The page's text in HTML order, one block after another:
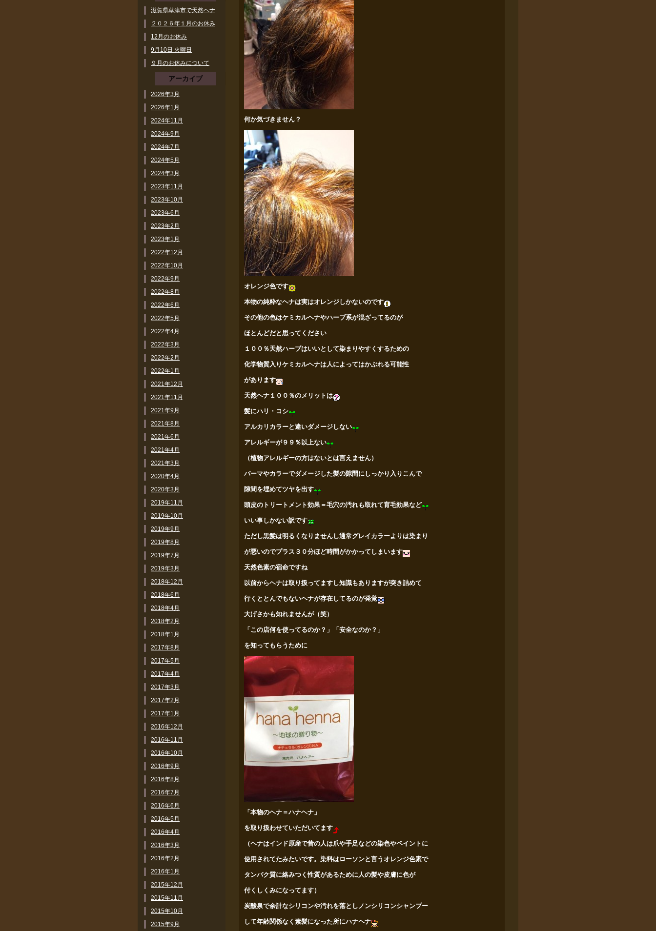
何か気づきません？
オレンジ色です
本物の純粋なヘナは実はオレンジしかないのです
その他の色はケミカルヘナやハーブ系が混ざってるのが
ほとんどだと思ってください
１００％天然ハーブはいいとして染まりやすくするための
化学物質入りケミカルヘナは人によってはかぶれる可能性
があります
天然ヘナ１００％のメリットは
髪にハリ・コシ
アルカリカラーと違いダメージしない
アレルギーが９９％以上ない
（植物アレルギーの方はないとは言えません）
パーマやカラーでダメージした髪の隙間にしっかり入りこんで
隙間を埋めてツヤを出す
頭皮のトリートメント効果＝毛穴の汚れも取れて育毛効果など
いい事しかない訳です
ただし黒髪は明るくなりませんし通常グレイカラーよりは染まり
が悪いのでプラス３０分ほど時間がかかってしまいます
天然色素の宿命ですね
以前からヘナは取り扱ってますし知識もありますが突き詰めて
行くと とんでもないヘナが存在してるのが発覚
大げさかも知れませんが（笑）
「この店何を使ってるのか？」「安全なのか？」
を知ってもらうために
「本物のヘナ＝ハナヘナ」
を取り扱わせていただいてます
（ヘナはインド原産で昔の人は爪や手足などの染色やペイントに
使用されてたみたいです。 染料はローソンと言うオレンジ色素で
タンパク質に絡みつく性質があるために人の髪や皮膚に色が
付くしくみになってます）
炭酸泉で余計なシリコンや汚れを落としノンシリコンシャンプー
して年齢関係なく素髪になった所にハナヘナ
滋賀県草津市で天然ヘナ
２０２６年１月のお休み
12月のお休み
9月10日 火曜日
９月のお休みについて
アーカイブ
2026年3月
2026年1月
2024年11月
2024年9月
2024年7月
2024年5月
2024年3月
2023年11月
2023年10月
2023年6月
2023年2月
2023年1月
2022年12月
2022年10月
2022年9月
2022年8月
2022年6月
2022年5月
2022年4月
2022年3月
2022年2月
2022年1月
2021年12月
2021年11月
2021年9月
2021年8月
2021年6月
2021年4月
2021年3月
2020年4月
2020年3月
2019年11月
2019年10月
2019年9月
2019年8月
2019年7月
2019年3月
2018年12月
2018年6月
2018年4月
2018年2月
2018年1月
2017年8月
2017年5月
2017年4月
2017年3月
2017年2月
2017年1月
2016年12月
2016年11月
2016年10月
2016年9月
2016年8月
2016年7月
2016年6月
2016年5月
2016年4月
2016年3月
2016年2月
2016年1月
2015年12月
2015年11月
2015年10月
2015年9月